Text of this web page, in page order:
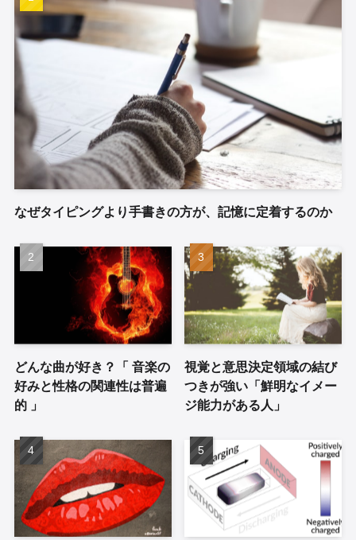
なぜタイピングより手書きの方が、記憶に定着するのか
どんな曲が好き？「 音楽の
好みと性格の関連性は普遍
的 」
視覚と意思決定領域の結び
つきが強い「鮮明なイメー
ジ能力がある人」